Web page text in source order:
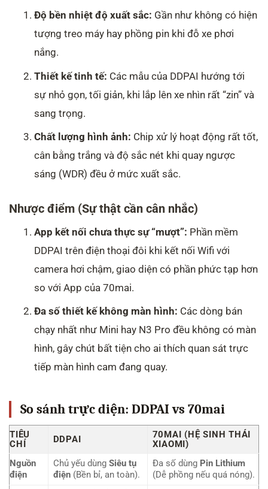
Độ bền nhiệt độ xuất sắc: Gần như không có hiện
tượng treo máy hay phồng pin khi đỗ xe phơi
nắng.
Thiết kế tinh tế: Các mẫu của DDPAI hướng tới
sự nhỏ gọn, tối giản, khi lắp lên xe nhìn rất “zin” và
sang trọng.
Chất lượng hình ảnh: Chip xử lý hoạt động rất tốt,
cân bằng trắng và độ sắc nét khi quay ngược
sáng (WDR) đều ở mức xuất sắc.
Nhược điểm (Sự thật cần cân nhắc)
App kết nối chưa thực sự “mượt”: Phần mềm
DDPAI trên điện thoại đôi khi kết nối Wifi với
camera hơi chậm, giao diện có phần phức tạp hơn
so với App của 70mai.
Đa số thiết kế không màn hình: Các dòng bán
chạy nhất như Mini hay N3 Pro đều không có màn
hình, gây chút bất tiện cho ai thích quan sát trực
tiếp màn hình cam đang quay.
So sánh trực diện: DDPAI vs 70mai
TIÊU
CHÍ
DDPAI
70MAI (HỆ SINH THÁI
XIAOMI)
Nguồn
điện
Chủ yếu dùng Siêu tụ
điện(Bền bỉ, an toàn).
Đa số dùng Pin Lithium
(Dễ phồng nếu quá nóng).